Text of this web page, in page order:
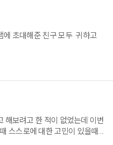
에 초대해준 친구 모두 귀하고
해보려고 한 적이 없었는데 이번
스스로에 대한 고민이 있을때
습니다. 저 또한 그랬습니다. 모두들